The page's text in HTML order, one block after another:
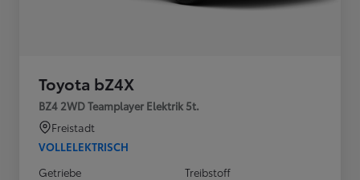
Toyota bZ4X
BZ4 2WD Teamplayer Elektrik 5t.
Freistadt
VOLLELEKTRISCH
Getriebe
Treibstoff